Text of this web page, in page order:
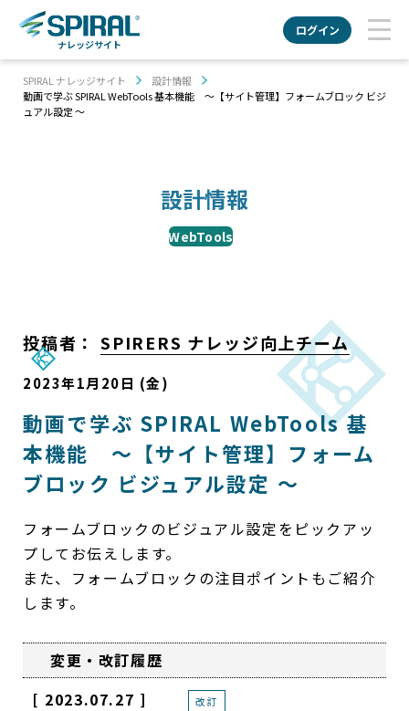
ナレッジサイト
ログイン
SPIRAL ナレッジサイト
設計情報
動画で学ぶ SPIRAL WebTools 基本機能 ～【サイト管理】フォームブロック ビジ
ュアル設定 ～
設計情報
WebTools
投稿者： SPIRERS ナレッジ向上チーム
2023年1月20日 (金)
動画で学ぶ SPIRAL WebTools 基
本機能 ～【サイト管理】フォーム
ブロック ビジュアル設定 ～
フォームブロックのビジュアル設定をピックアッ
プしてお伝えします。
また、フォームブロックの注目ポイントもご紹介
します。
変更・改訂履歴
[ 2023.07.27 ]
改訂